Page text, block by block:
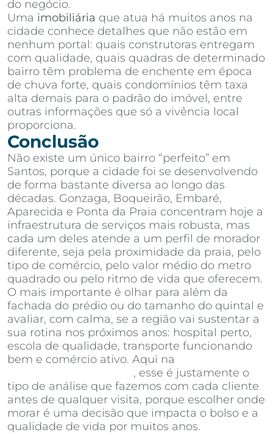
do negócio.
Uma imobiliária que atua há muitos anos na
cidade conhece detalhes que não estão em
nenhum portal: quais construtoras entregam
com qualidade, quais quadras de determinado
bairro têm problema de enchente em época
de chuva forte, quais condomínios têm taxa
alta demais para o padrão do imóvel, entre
outras informações que só a vivência local
proporciona.
Conclusão
Não existe um único bairro “perfeito” em
Santos, porque a cidade foi se desenvolvendo
de forma bastante diversa ao longo das
décadas. Gonzaga, Boqueirão, Embaré,
Aparecida e Ponta da Praia concentram hoje a
infraestrutura de serviços mais robusta, mas
cada um deles atende a um perfil de morador
diferente, seja pela proximidade da praia, pelo
tipo de comércio, pelo valor médio do metro
quadrado ou pelo ritmo de vida que oferecem.
O mais importante é olhar para além da
fachada do prédio ou do tamanho do quintal e
avaliar, com calma, se a região vai sustentar a
sua rotina nos próximos anos: hospital perto,
escola de qualidade, transporte funcionando
bem e comércio ativo. Aqui na
, esse é justamente o
tipo de análise que fazemos com cada cliente
antes de qualquer visita, porque escolher onde
morar é uma decisão que impacta o bolso e a
qualidade de vida por muitos anos.